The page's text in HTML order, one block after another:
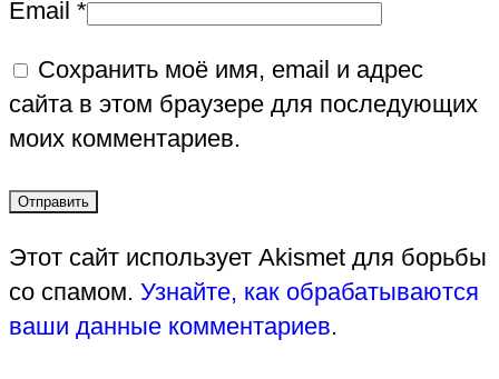
Email *
Сохранить моё имя, email и адрес
сайта в этом браузере для последующих
моих комментариев.
Этот сайт использует Akismet для борьбы
со спамом. Узнайте, как обрабатываются
ваши данные комментариев.